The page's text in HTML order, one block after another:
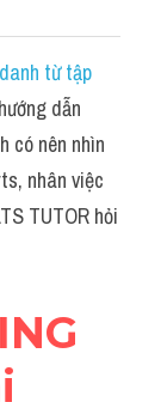
từ tập
dẫn
có nên nhìn
nhân việc
TUTOR hỏi